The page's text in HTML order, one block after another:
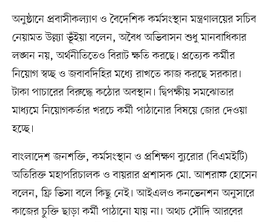
অনুষ্ঠানে প্রবাসীকল্যাণ ও বৈদেশিক কর্মসংস্থান মন্ত্রণালয়ের সচিব
নেয়ামত উল্ল্যা ভূঁইয়া বলেন, অবৈধ অভিবাসন শুধু মানবাধিকার
লঙ্ঘন নয়, অর্থনীতিতেও বিরাট ক্ষতি করছে। প্রত্যেক কর্মীর
নিয়োগ স্বচ্ছ ও জবাবদিহির মধ্যে রাখতে কাজ করছে সরকার।
টাকা পাচারের বিরুদ্ধে কঠোর অবস্থান। দ্বিপক্ষীয় সমঝোতার
মাধ্যমে নিয়োগকর্তার খরচে কর্মী পাঠানোর বিষয়ে জোর দেওয়া
হচ্ছে।
বাংলাদেশ জনশক্তি, কর্মসংস্থান ও প্রশিক্ষণ ব্যুরোর (বিএমইটি)
অতিরিক্ত মহাপরিচালক ও বায়রার প্রশাসক মো. আশরাফ হোসেন
বলেন, ফ্রি ভিসা বলে কিছু নেই। আইএলও কনভেনশন অনুসারে
কাজের চুক্তি ছাড়া কর্মী পাঠানো যায় না। অথচ সৌদি আরবের